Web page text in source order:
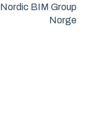
Nordic BIM Group
Norge